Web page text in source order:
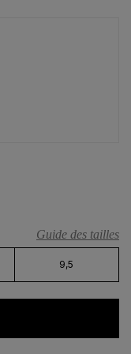
Guide des tailles
9,5